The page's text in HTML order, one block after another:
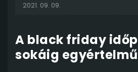
2021. 09. 09.
A black friday
sokáig